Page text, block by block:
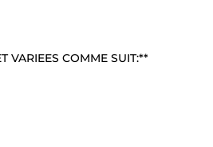
VARIEES COMME SUIT:**